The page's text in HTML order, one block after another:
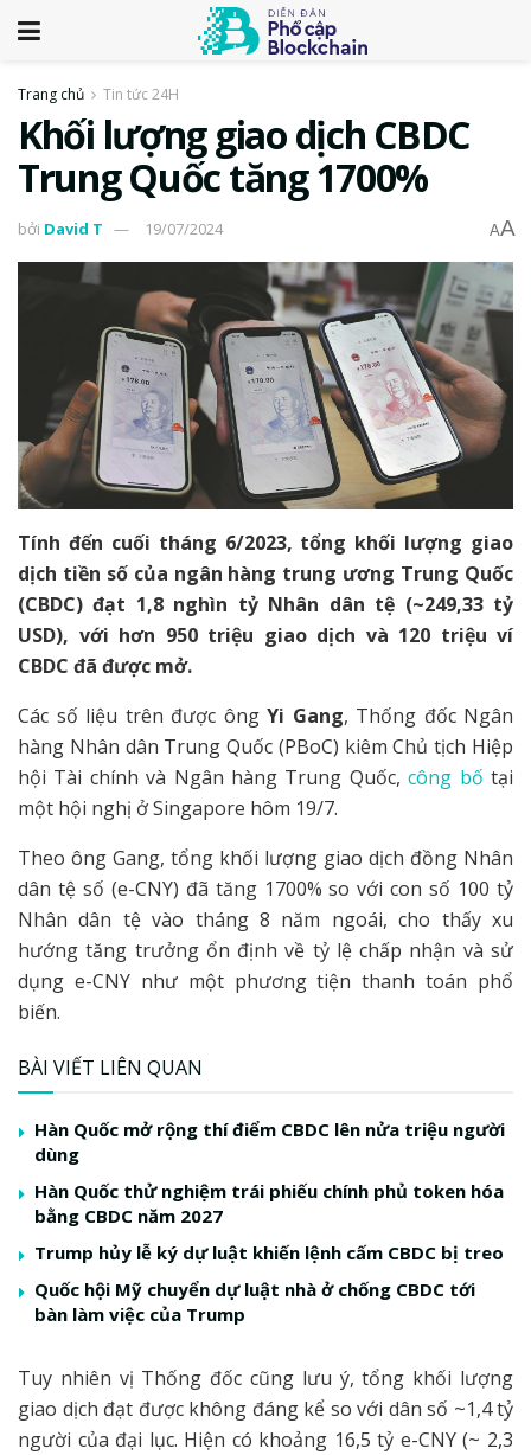
Trang chủ Tin tức 24H
Khối lượng giao dịch CBDC
Trung Quốc tăng 1700%
bởi David T 19/07/2024 AA
Tính đến cuối tháng 6/2023, tổng khối lượng giao
dịch tiền số của ngân hàng trung ương Trung Quốc
(CBDC) đạt 1,8 nghìn tỷ Nhân dân tệ (~249,33 tỷ
USD), với hơn 950 triệu giao dịch và 120 triệu ví
CBDC đã được mở.
Các số liệu trên được ông Yi Gang, Thống đốc Ngân
hàng Nhân dân Trung Quốc (PBoC) kiêm Chủ tịch Hiệp
hội Tài chính và Ngân hàng Trung Quốc,công bốtại
một hội nghị ở Singapore hôm 19/7.
Theo ông Gang, tổng khối lượng giao dịch đồng Nhân
dân tệ số (e-CNY) đã tăng 1700% so với con số 100 tỷ
Nhân dân tệ vào tháng 8 năm ngoái, cho thấy xu
hướng tăng trưởng ổn định về tỷ lệ chấp nhận và sử
dụng e-CNY như một phương tiện thanh toán phổ
biến.
BÀI VIẾT LIÊN QUAN
Hàn Quốc mở rộng thí điểm CBDC lên nửa triệu người
dùng
Hàn Quốc thử nghiệm trái phiếu chính phủ token hóa
bằng CBDC năm 2027
Trump hủy lễ ký dự luật khiến lệnh cấm CBDC bị treo
Quốc hội Mỹ chuyển dự luật nhà ở chống CBDC tới
bàn làm việc của Trump
Tuy nhiên vị Thống đốc cũng lưu ý, tổng khối lượng
giao dịch đạt được không đáng kể so với dân số ~1,4 tỷ
người của đại lục. Hiện có khoảng 16,5 tỷ e-CNY (~ 2,3